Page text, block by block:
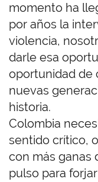
momento ha
por años la
violencia,
darle esa
oportunidad de
nuevas
historia.
Colombia
sentido crítico,
con más ganas
pulso para